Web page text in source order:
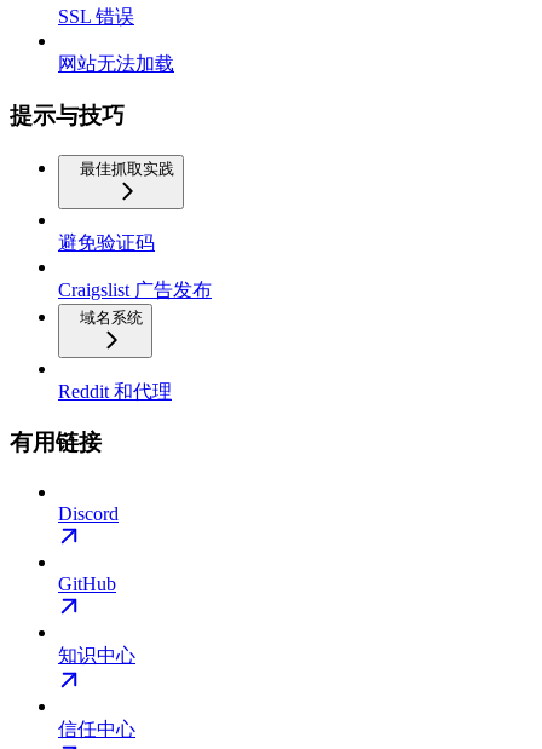
SSL 错误
网站无法加载
提示与技巧
最佳抓取实践
避免验证码
Craigslist 广告发布
域名系统
Reddit 和代理
有用链接
Discord
GitHub
知识中心
信任中心